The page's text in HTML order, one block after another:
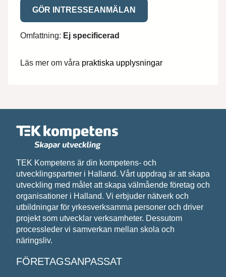
GÖR INTRESSEANMÄLAN
Omfattning: Ej specificerad
Läs mer om våra praktiska upplysningar
TEK Kompetens är din kompetens- och
utvecklingspartner i Halland. Vårt uppdrag är att skapa
utveckling med målet att skapa välmående företag och
organisationer i Halland. Vi erbjuder nätverk och
utbildningar för yrkesverksamma personer och driver
projekt som utvecklar verksamheter. Dessutom
processleder vi samverkan mellan skola och
näringsliv.
FÖRETAGSANPASSAT
Hittar du inte utbildningen du söker?
Skriv till oss om vad du har för behov och
Epost*
Meddelande*